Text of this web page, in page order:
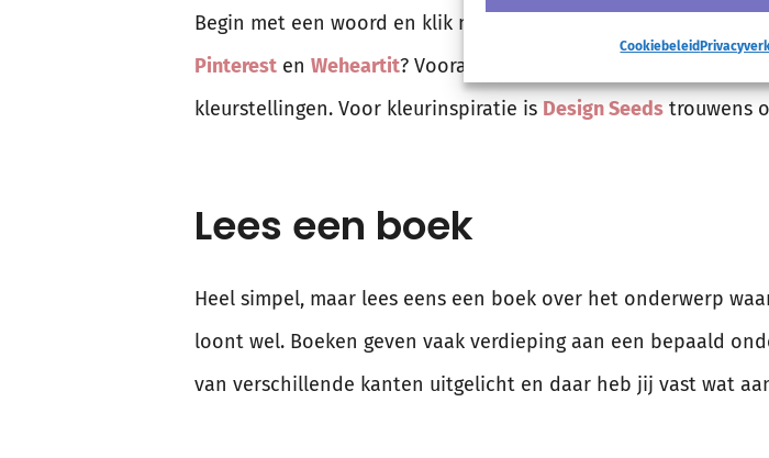
Cookiebeleid
Begin met een woord en klik net zo lang door tot je hebt
Pinterest en Weheartit? Vooral Pinterest staat bomvol ideeën
kleurstellingen. Voor kleurinspiratie is Design Seeds trouwens
Lees een boek
Heel simpel, maar lees eens een boek over het onderwerp
loont wel. Boeken geven vaak verdieping aan een bepaald
van verschillende kanten uitgelicht en daar heb jij vast wat